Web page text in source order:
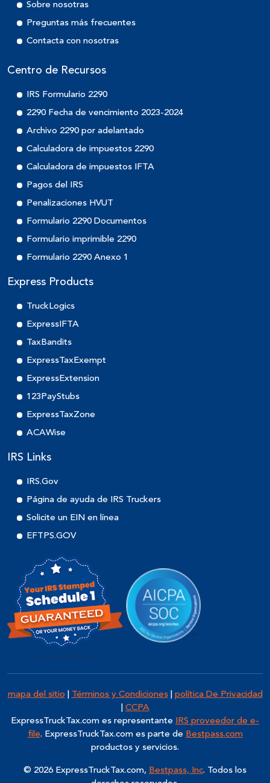
Sobre nosotras
Preguntas más frecuentes
Contacta con nosotras
Centro de Recursos
IRS Formulario 2290
2290 Fecha de vencimiento 2023-2024
Archivo 2290 por adelantado
Calculadora de impuestos 2290
Calculadora de impuestos IFTA
Pagos del IRS
Penalizaciones HVUT
Formulario 2290 Documentos
Formulario imprimible 2290
Formulario 2290 Anexo 1
Express Products
TruckLogics
ExpressIFTA
TaxBandits
ExpressTaxExempt
ExpressExtension
123PayStubs
ExpressTaxZone
ACAWise
IRS Links
IRS.Gov
Página de ayuda de IRS Truckers
Solicite un EIN en línea
EFTPS.GOV
mapa del sitio Términos y Condiciones| política De Privacidad
CCPA
ExpressTruckTax.com es representante
IRS proveedor de e-
file. ExpressTruckTax.com es parte de Bestpass.com
productos y servicios.
© 2026 ExpressTruckTax.com, Bestpass, Inc. Todos los